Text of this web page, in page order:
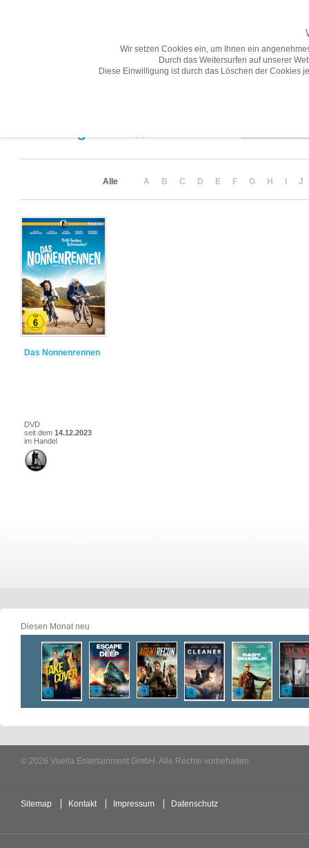
Alle A B C D E F G H J
Das Nonnenrennen
DVD
seit dem 14.12.2023
im Handel
Diesen Monat neu
© 2026 Vuelta Entertainment GmbH. Alle Rechte vorbehalten.
Sitemap Kontakt Impressum Datenschutz
Wir setzen Cookies ein, um Ihnen ein
Durch das Weitersurfen auf unserer
Diese Einwilligung ist durch das Löschen der Cookies